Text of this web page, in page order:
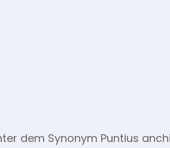
dem Synonym Puntius